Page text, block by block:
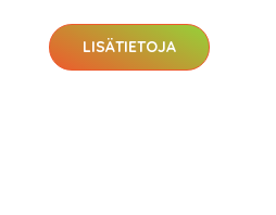
LISÄTIETOJA